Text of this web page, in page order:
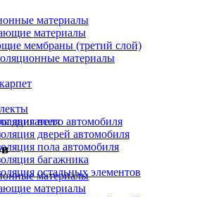
материалы
материалы
мембраны (третий слой)
материалы
всего автомобиля
дверей автомобиля
пола автомобиля
багажника
остальных элементов
двигателя
материалы
материалы